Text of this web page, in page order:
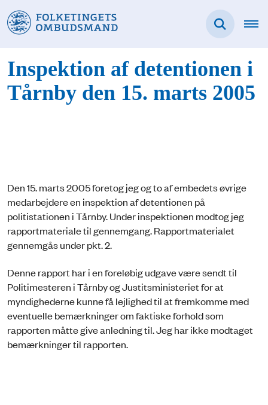
Inspektion af detentionen i
Tårnby den 15. marts 2005
Den 15. marts 2005 foretog jeg og to af embedets øvrige
medarbejdere en inspektion af detentionen på
politistationen i Tårnby. Under inspektionen modtog jeg
rapportmateriale til gennemgang. Rapportmaterialet
gennemgås under pkt. 2.
Denne rapport har i en foreløbig udgave være sendt til
Politimesteren i Tårnby og Justitsministeriet for at
myndighederne kunne få lejlighed til at fremkomme med
eventuelle bemærkninger om faktiske forhold som
rapporten måtte give anledning til. Jeg har ikke modtaget
bemærkninger til rapporten.